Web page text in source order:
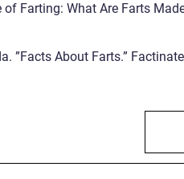
of Farting: What Are Farts
”Facts About Farts.”